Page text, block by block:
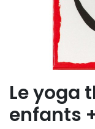
Le yoga
enfants